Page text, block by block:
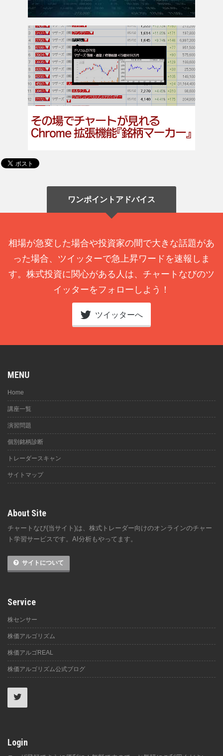
ワンポイントアドバイス
相場が急変した場合や投資家の間で大きな話題があ
った場合、ツイッターで急上昇ワードを速報しま
す。株式投資に関心がある人は、チャートなびのツ
イッターをフォローしよう！
ツイッターへ
MENU
Home
講座一覧
演習問題
個別銘柄診断
トレーダースキャン
サイトマップ
About Site
チャートなび(当サイト)は、株式トレーダー向けのオンラインのチャー
ト学習サービスです。AI分析もやってます。
サイトについて
Service
株センサー
株価アルゴリズム
株価アルゴREAL
株価アルゴリズム公式ブログ
Login